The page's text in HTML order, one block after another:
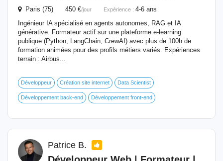
Paris (75) 450 €/jour Expérience : 4-6 ans
Ingénieur IA spécialisé en agents autonomes, RAG et IA
générative. Formateur actif sur une plateforme e-learning
publique (Python, LangChain, CrewAI) avec plus de 100h de
formation animées pour des profils métiers variés. Expériences
terrain : Airbus...
Développeur Création site internet Data Scientist
Développement back-end Développement front-end
Patrice B.